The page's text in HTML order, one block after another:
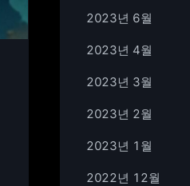
2023년 6월
2023년 4월
2023년 3월
2023년 2월
2023년 1월
2022년 12월